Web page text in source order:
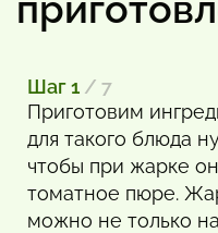
Шаг 1 / 7
Приготовим
для такого блюда
чтобы при жарке
томатное пюре.
можно не только